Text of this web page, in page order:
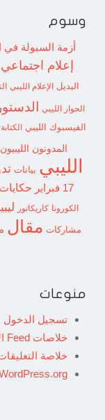
وسوم
أزمة السيولة
إعلام اجتماعي
البديل الإعلام الليبي
الحوار الليبي
الفيسبوك الليبي
المدونون الليبيون
الليبي بيانات
17 فبراير
حكايات
الكورونا كاريكاتور
مشاركات مقال
منوعات
تسجيل الدخول
خلاصات Feed الإدخالات
خلاصة